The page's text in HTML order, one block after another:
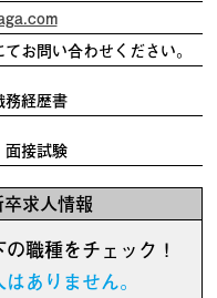
お問い合わせください。
務経歴書
面接試験
求人情報
職種をチェック！
ありません。